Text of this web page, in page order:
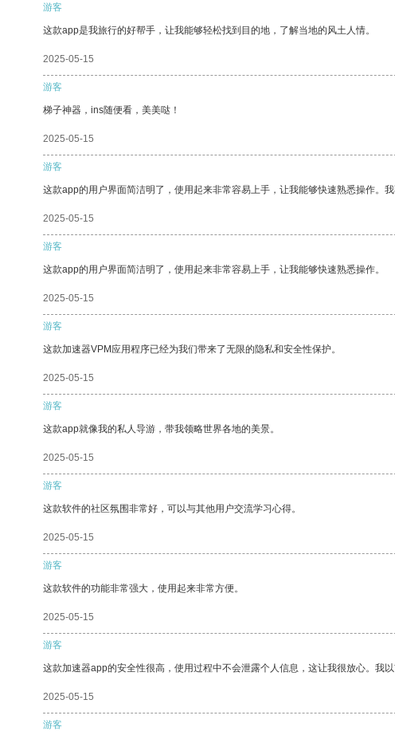
游客
这款app是我旅行的好帮手，让我能够轻松找到目的地，了解当地的风土人情。
2025-05-15
游客
梯子神器，ins随便看，美美哒！
2025-05-15
游客
这款app的用户界面简洁明了，使用起来非常容易上手，让我能够快速熟悉操作。
2025-05-15
游客
这款app的用户界面简洁明了，使用起来非常容易上手，让我能够快速熟悉操作。
2025-05-15
游客
这款加速器VPM应用程序已经为我们带来了无限的隐私和安全性保护。
2025-05-15
游客
这款app就像我的私人导游，带我领略世界各地的美景。
2025-05-15
游客
这款软件的社区氛围非常好，可以与其他用户交流学习心得。
2025-05-15
游客
这款软件的功能非常强大，使用起来非常方便。
2025-05-15
游客
这款加速器app的安全性很高，使用过程中不会泄露个人信息，这让我很放心。我
2025-05-15
游客